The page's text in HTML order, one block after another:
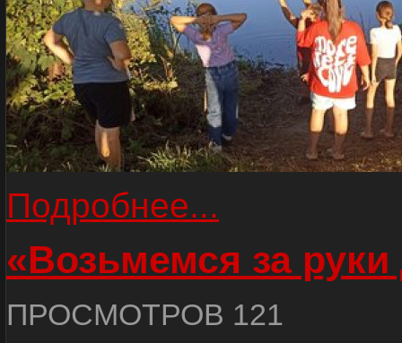
Подробнее...
«Возьмемся за руки
ПРОСМОТРОВ 121